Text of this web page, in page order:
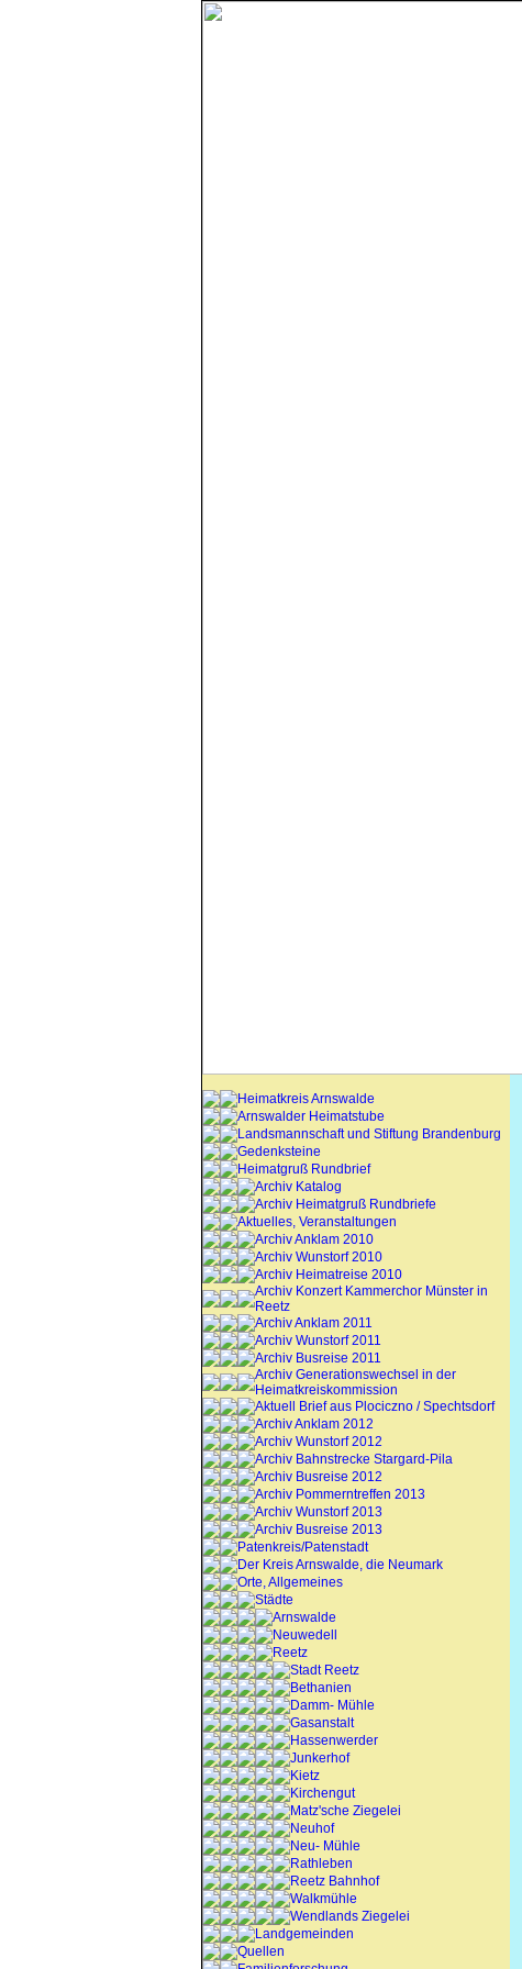
Heimatkreis Arnswalde
Arnswalder Heimatstube
Landsmannschaft und Stiftung Brandenburg
Gedenksteine
Heimatgruß Rundbrief
Archiv Katalog
Archiv Heimatgruß Rundbriefe
Aktuelles, Veranstaltungen
Archiv Anklam 2010
Archiv Wunstorf 2010
Archiv Heimatreise 2010
Archiv Konzert Kammerchor Münster in
Reetz
Archiv Anklam 2011
Archiv Wunstorf 2011
Archiv Busreise 2011
Archiv Generationswechsel in der
Heimatkreiskommission
Aktuell Brief aus Plociczno / Spechtsdorf
Archiv Anklam 2012
Archiv Wunstorf 2012
Archiv Bahnstrecke Stargard-Pila
Archiv Busreise 2012
Archiv Pommerntreffen 2013
Archiv Wunstorf 2013
Archiv Busreise 2013
Patenkreis/Patenstadt
Der Kreis Arnswalde, die Neumark
Orte, Allgemeines
Städte
Arnswalde
Neuwedell
Reetz
Stadt Reetz
Bethanien
Damm- Mühle
Gasanstalt
Hassenwerder
Junkerhof
Kietz
Kirchengut
Matz'sche Ziegelei
Neuhof
Neu- Mühle
Rathleben
Reetz Bahnhof
Walkmühle
Wendlands Ziegelei
Landgemeinden
Quellen